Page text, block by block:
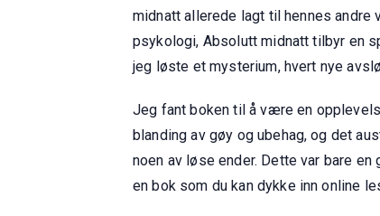
midnatt allerede lagt til hennes
psykologi, Absolutt midnatt tilbyr en
jeg løste et mysterium, hvert nye
Jeg fant boken til å være en
blanding av gøy og ubehag, og det
noen av løse ender. Dette var bare
en bok som du kan dykke inn online